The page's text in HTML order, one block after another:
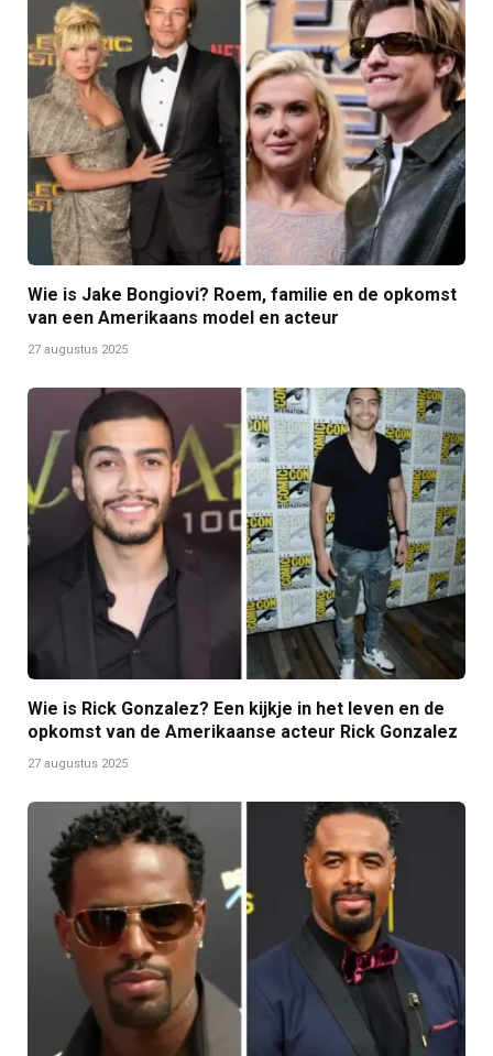
Wie is Jake Bongiovi? Roem, familie en de opkomst
van een Amerikaans model en acteur
27 augustus 2025
Wie is Rick Gonzalez? Een kijkje in het leven en de
opkomst van de Amerikaanse acteur Rick Gonzalez
27 augustus 2025